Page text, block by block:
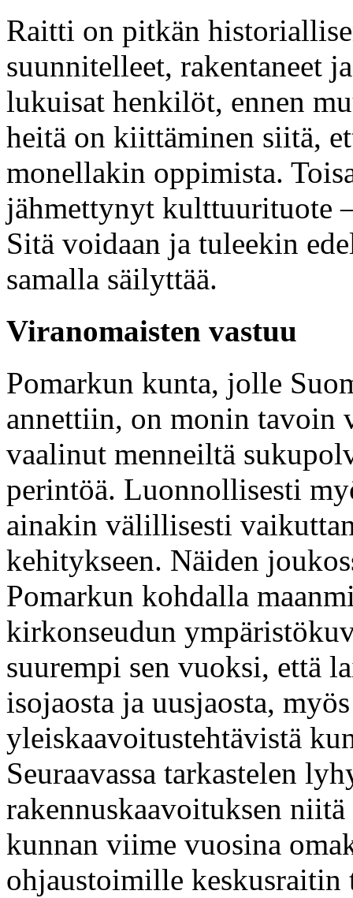
Raitti on pitkän
suunnitelleet, rakentaneet
lukuisat henkilöt, ennen
heitä on kiittäminen siitä,
monellakin oppimista.
jähmettynyt kulttuurituote
Sitä voidaan ja tuleekin
samalla säilyttää.
Viranomaisten vastuu
Pomarkun kunta, jolle
annettiin, on monin tavoin
vaalinut menneiltä
perintöä. Luonnollisesti
ainakin välillisesti
kehitykseen. Näiden
Pomarkun kohdalla
kirkonseudun
suurempi sen vuoksi, että
isojaosta ja uusjaosta,
yleiskaavoitustehtävistä
Seuraavassa tarkastelen
rakennuskaavoituksen
kunnan viime vuosina
ohjaustoimille keskusraitin